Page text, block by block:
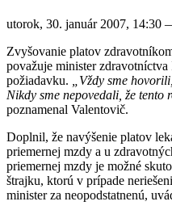
utorok, 30. január 2007, 14:30
Zvyšovanie platov
považuje minister
požiadavku.
„Vždy sme
Nikdy sme nepovedali, že tento
poznamenal Valentovič.
Doplnil, že navýšenie platov
priemernej mzdy a u
priemernej mzdy je možné
štrajku, ktorú v prípade
minister za neopodstatnenú,